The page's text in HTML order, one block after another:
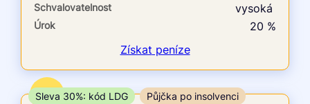
ano
V hotovosti
ano
Schvalovatelnost vysoká
Úrok
20 %
Získat peníze
TOP
Sleva 30%: kód LDG Půjčka po insolvenci